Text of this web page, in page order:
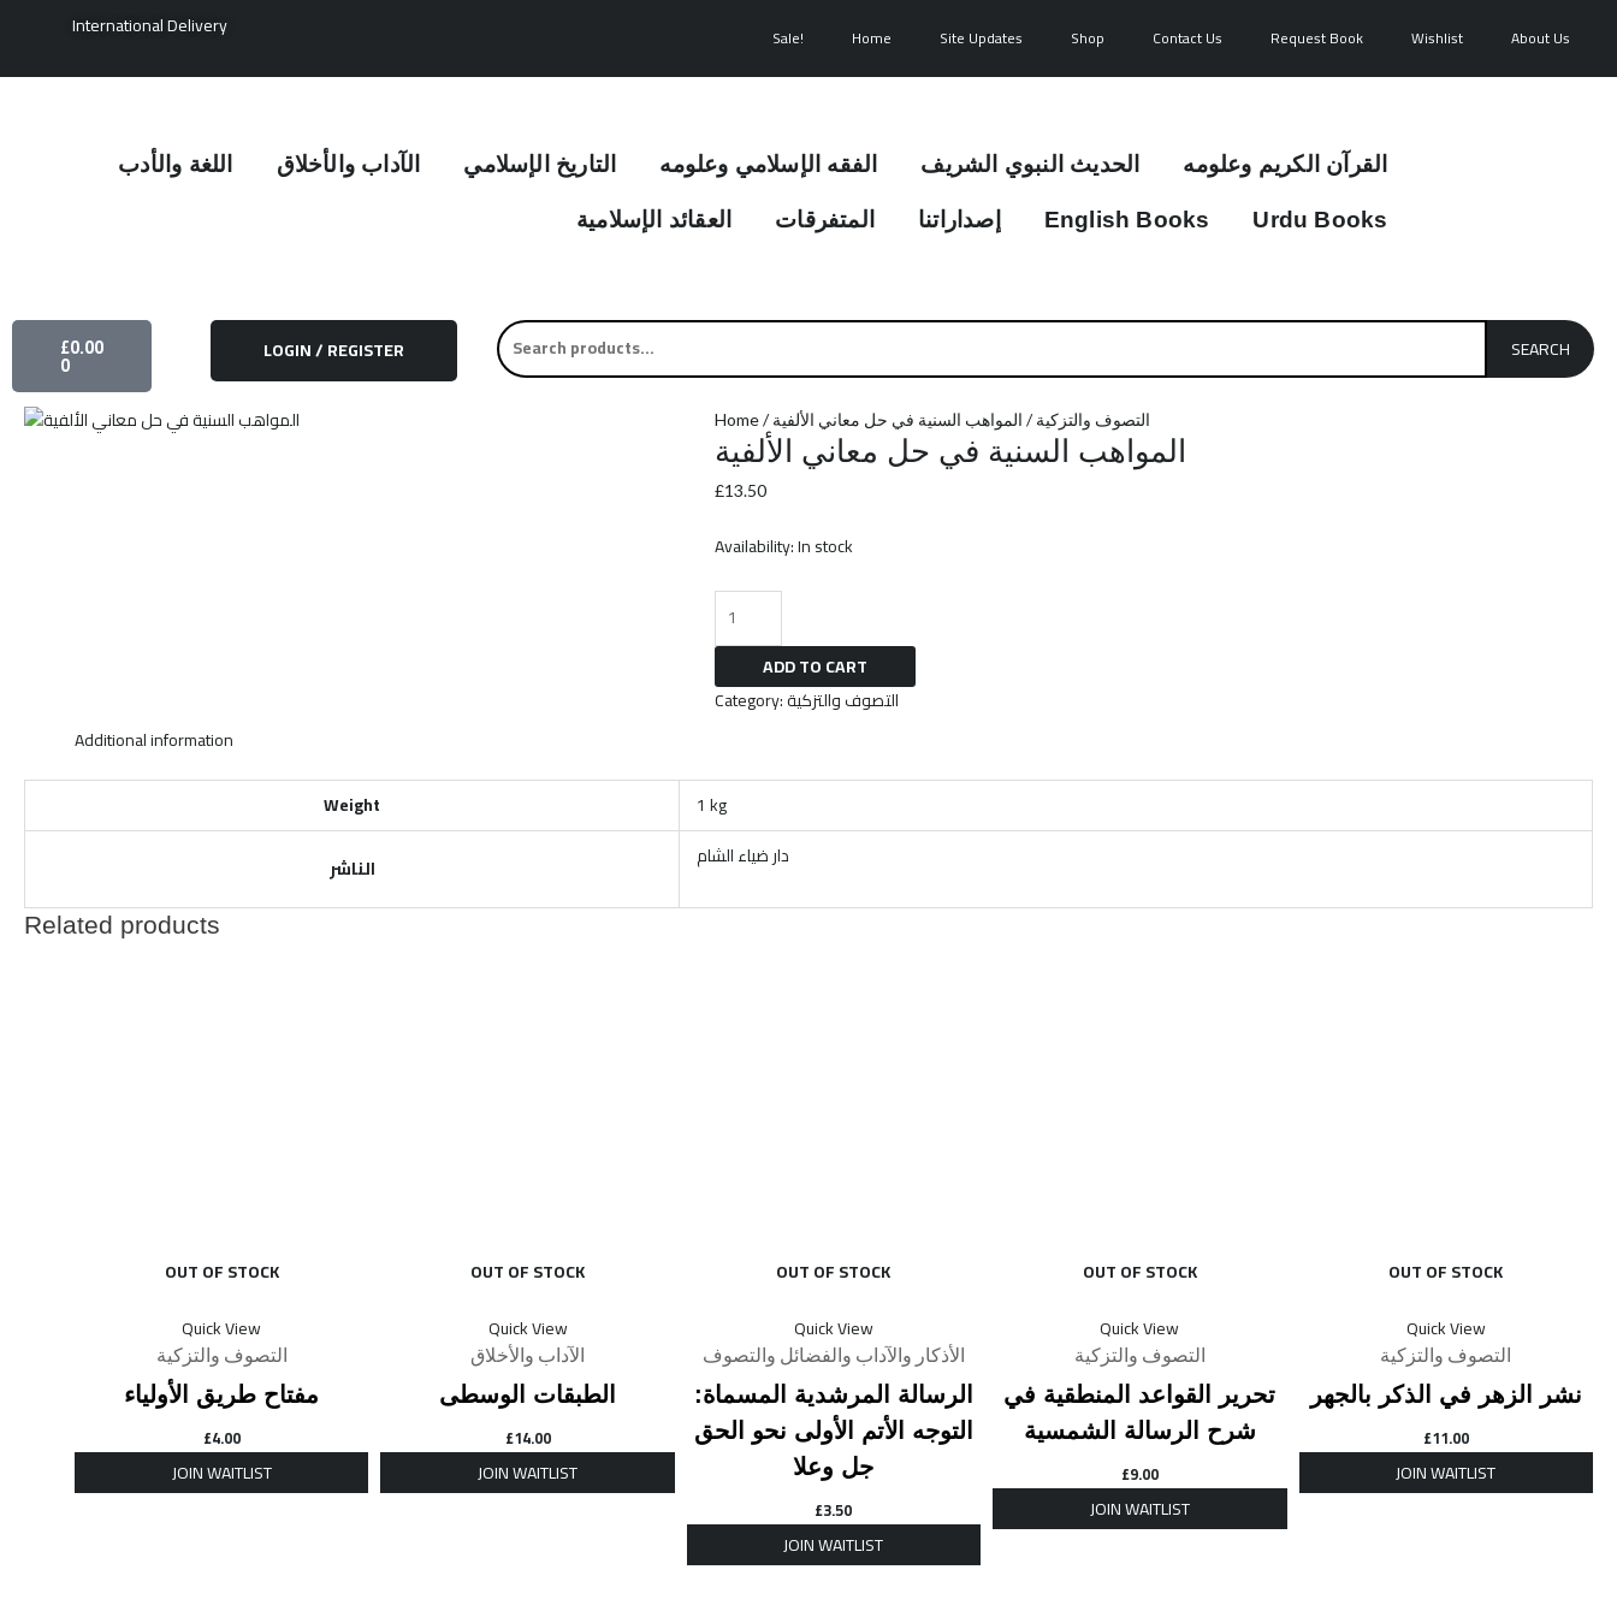
International Delivery Sale! Home Site Updates Shop Contact Us Request Book Wishlist About Us
اللغة والأدب الآداب والأخلاق التاريخ الإسلامي الفقه الإسلامي وعلومه الحديث النبوي الشريف القرآن الكريم وعلومه
العقائد الإسلامية المتفرقات إصداراتنا English Books Urdu Books
£0.00
0
CART
LOGIN / REGISTER
Search
for:
SEARCH
Home/ التصوف والتزكية/ المواهب السنية في حل معاني الألفية
المواهب السنية في حل معاني الألفية
£13.50
Availability:In stock
quantity
ADD TO CART
Category:التصوف والتزكية
Additional information
Weight 1 kg
الناشر دار ضياء الشام
Related products
OUT OF STOCK
Quick View
التصوف والتزكية
مفتاح طريق الأولياء
£4.00
OUT OF STOCK
Quick View
الآداب والأخلاق
الطبقات الوسطى
£14.00
OUT OF STOCK
Quick View
الأذكار والآداب والفضائل والتصوف
الرسالة المرشدية المسماة:
التوجه الأتم الأولى نحو الحق
جل وعلا
£3.50
OUT OF STOCK
Quick View
التصوف والتزكية
تحرير القواعد المنطقية في
شرح الرسالة الشمسية
£9.00
OUT OF STOCK
Quick View
التصوف والتزكية
نشر الزهر في الذكر بالجهر
£11.00